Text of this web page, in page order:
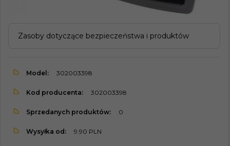
Zasoby dotyczące bezpieczeństwa i produktów
Model: 302003398
Kod producenta: 302003398
Sprzedanych produktów: 0
Wysyłka od: 9.90 PLN